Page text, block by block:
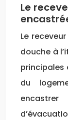
Le
Le
douche à
principales
du